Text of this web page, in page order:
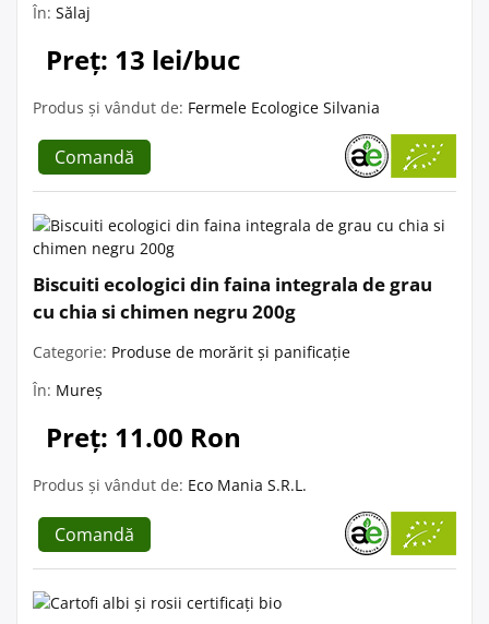
În: Sălaj
Preț: 13 lei/buc
Produs și vândut de: Fermele Ecologice Silvania
Comandă
Biscuiti ecologici din faina integrala de grau
cu chia si chimen negru 200g
Categorie: Produse de morărit și panificație
În: Mureș
Preț: 11.00 Ron
Produs și vândut de: Eco Mania S.R.L.
Comandă